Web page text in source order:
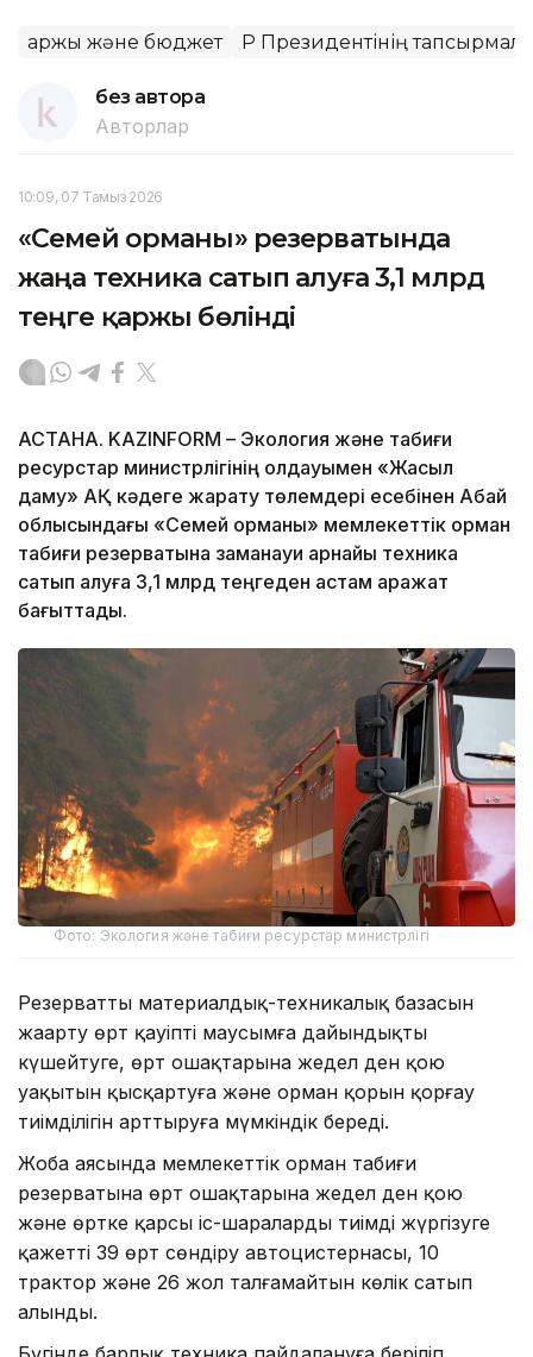
Қаржы және бюджет ҚР Президентінің
без автора
Авторлар
10:09, 07 Тамыз 2026
«Семей орманы» резерватында
жаңа техника сатып алуға 3,1 млрд
теңге қаржы бөлінді
АСТАНА. KAZINFORM – Экология және табиғи
ресурстар министрлігінің қолдауымен «Жасыл
даму» АҚ кәдеге жарату төлемдері есебінен Абай
облысындағы «Семей орманы» мемлекеттік орман
табиғи резерватына заманауи арнайы техника
сатып алуға 3,1 млрд теңгеден астам қаражат
бағыттады.
Фото: Экология және табиғи ресурстар министрлігі
Резерваттың материалдық-техникалық базасын
жаңарту өрт қауіпті маусымға дайындықты
күшейтуге, өрт ошақтарына жедел ден қою
уақытын қысқартуға және орман қорын қорғау
тиімділігін арттыруға мүмкіндік береді.
Жоба аясында мемлекеттік орман табиғи
резерватына өрт ошақтарына жедел ден қою
және өртке қарсы іс-шараларды тиімді жүргізуге
қажетті 39 өрт сөндіру автоцистернасы, 10
трактор және 26 жол талғамайтын көлік сатып
алынды.